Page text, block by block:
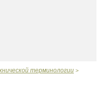
терминологии >